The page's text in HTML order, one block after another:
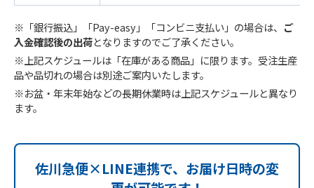
※「銀行振込」「Pay-easy」「コンビニ支払い」の場合は、 ご
入金確認後の出荷となりますのでご了承ください。
※上記スケジュールは「在庫がある商品」に限ります。受注生産
品や品切れの場合は別途ご案内いたします。
※お盆・年末年始などの長期休業時は上記スケジュールと異なり
ます。
佐川急便×LINE連携で、お届け日時の変